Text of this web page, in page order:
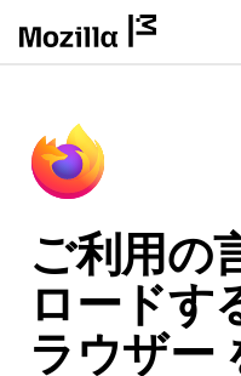
ご利用の
ロードす
ラウザー